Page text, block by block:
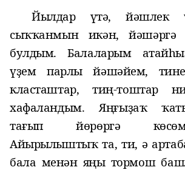
Йылдар үтә, йәшлек
сыҡҡанмын икән, йәшәргә
булдым. Балаларым
үҙем парлы йәшәйем,
класташтар, тиң-тоштар
хафаландым. Яңғыҙаҡ
тағып йөрөргә
Айырылыштыҡ та, ти, ә
бала менән яңы тормош